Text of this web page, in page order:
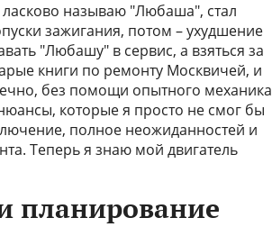
ласково называю "Любаша", стал
зажигания, потом – ухудшение
"Любашу" в сервис, а взяться за
книги по ремонту Москвичей, и
без помощи опытного механика
которые я просто не смог бы
полное неожиданностей и
Теперь я знаю мой двигатель
планирование